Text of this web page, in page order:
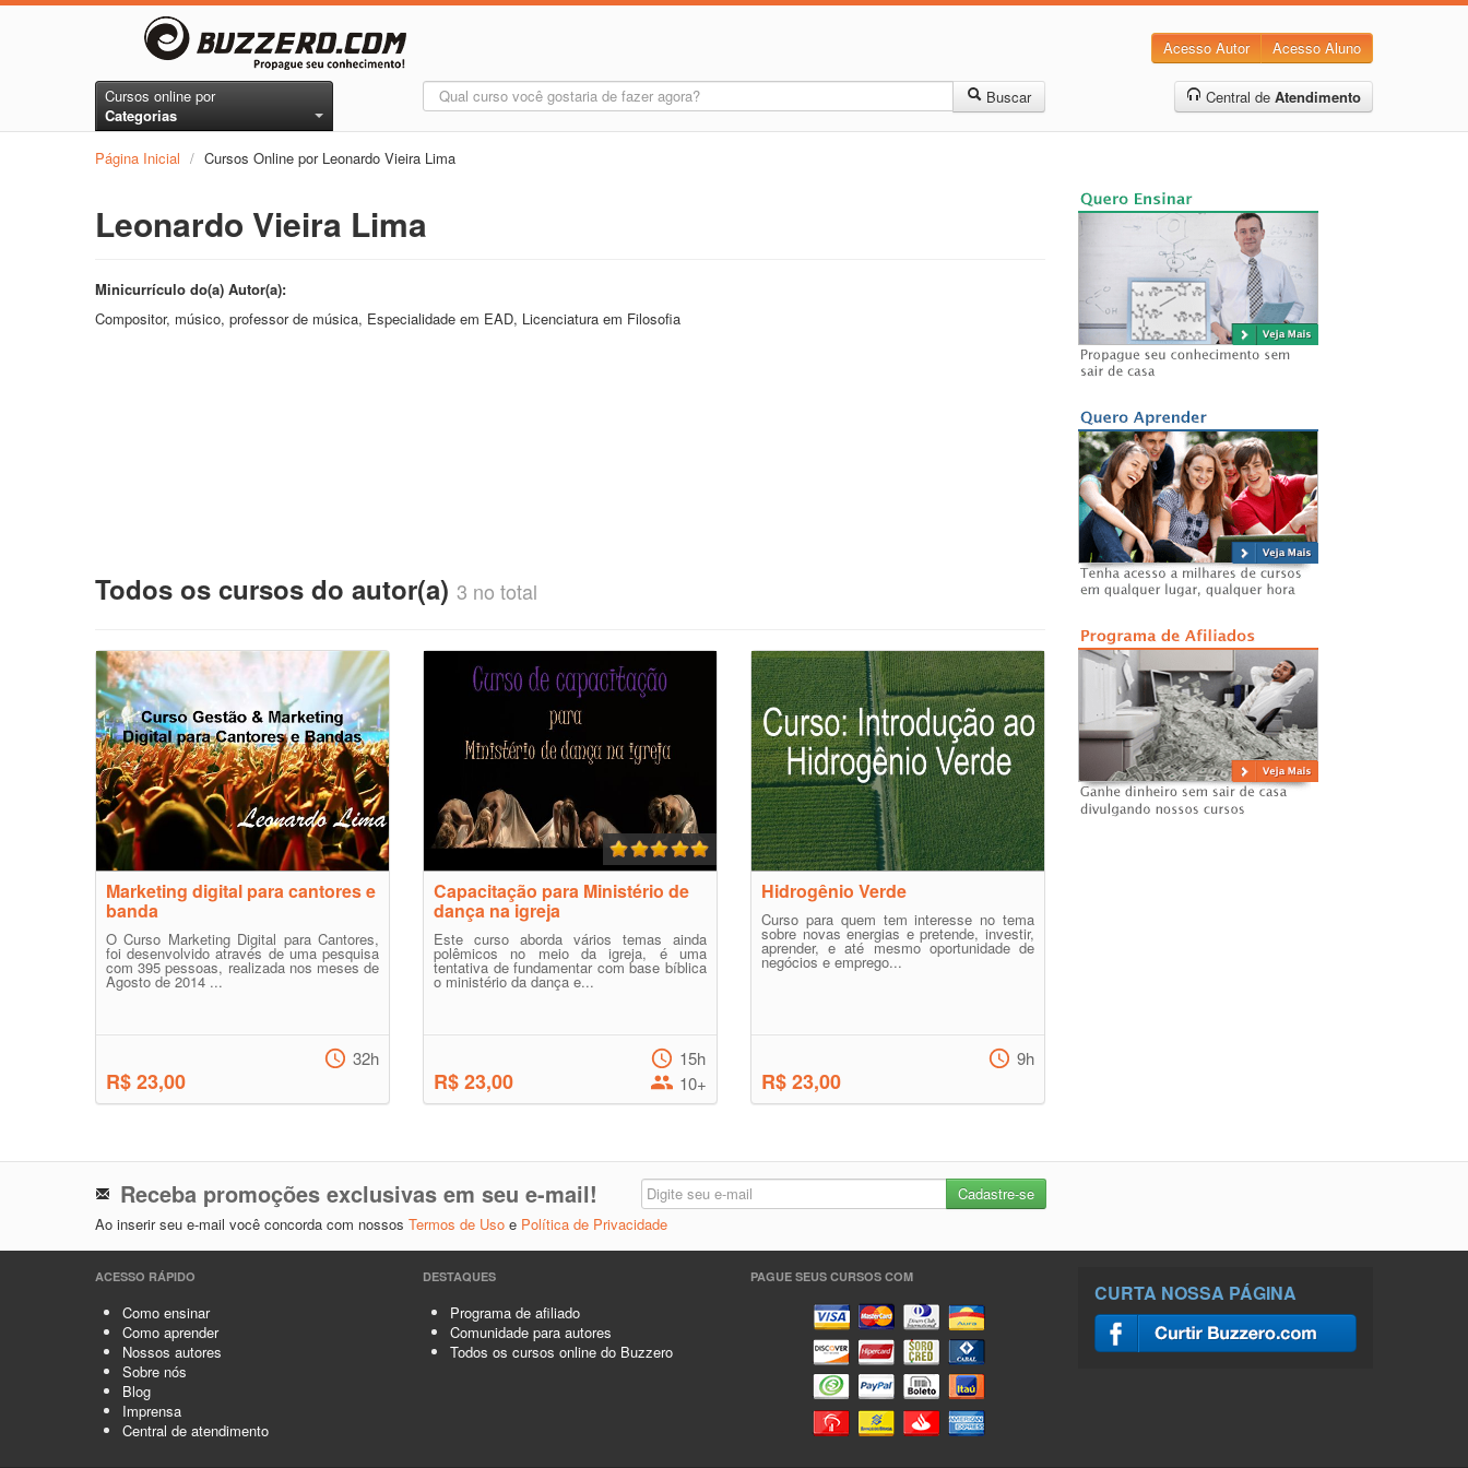
Acesso Autor Acesso Aluno
Cursos online por
Categorias
Buscar Central de Atendimento
Página Inicial / Cursos Online por Leonardo Vieira Lima
Leonardo Vieira Lima
Minicurrículo do(a) Autor(a):
Compositor, músico, professor de música, Especialidade em EAD, Licenciatura em Filosofia
Todos os cursos do autor(a) 3 no total
Marketing digital para cantores e
banda
O Curso Marketing Digital para Cantores,
foi desenvolvido através de uma pesquisa
com 395 pessoas, realizada nos meses de
Agosto de 2014 ...
R$ 23,00
32h
Capacitação para Ministério de
dança na igreja
Este curso aborda vários temas ainda
polêmicos no meio da igreja, é uma
tentativa de fundamentar com base bíblica
o ministério da dança e...
R$ 23,00
15h
10+
Hidrogênio Verde
Curso para quem tem interesse no tema
sobre novas energias e pretende, investir,
aprender, e até mesmo oportunidade de
negócios e emprego...
R$ 23,00
9h
Receba promoções exclusivas em seu e-mail!
Ao inserir seu e-mail você concorda com nossos Termos de Uso e Política de Privacidade
ACESSO RÁPIDO
Como ensinar
Como aprender
Nossos autores
Sobre nós
Blog
Imprensa
Central de atendimento
DESTAQUES
Programa de afiliado
Comunidade para autores
Todos os cursos online do Buzzero
PAGUE SEUS CURSOS COM
CURTA NOSSA PÁGINA